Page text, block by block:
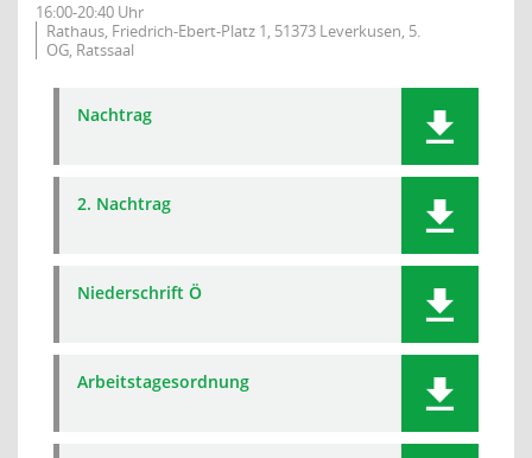
16:00-20:40 Uhr
Rathaus, Friedrich-Ebert-Platz 1, 51373 Leverkusen, 5.
OG, Ratssaal
Nachtrag
2. Nachtrag
Niederschrift Ö
Arbeitstagesordnung